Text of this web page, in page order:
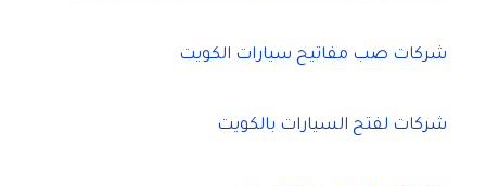
شركات صب مفاتيح سيارات الكويت
شركات لفتح السيارات بالكويت